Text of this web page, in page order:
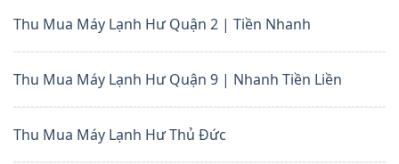
Thu Mua Máy Lạnh Hư Quận 2 | Tiền Nhanh
Thu Mua Máy Lạnh Hư Quận 9 | Nhanh Tiền Liền
Thu Mua Máy Lạnh Hư Thủ Đức